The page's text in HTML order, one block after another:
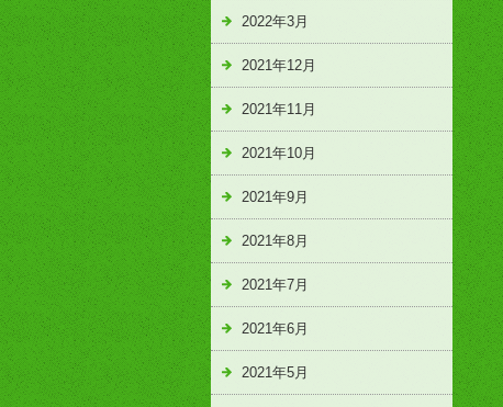
2022年3月
2021年12月
2021年11月
2021年10月
2021年9月
2021年8月
2021年7月
2021年6月
2021年5月